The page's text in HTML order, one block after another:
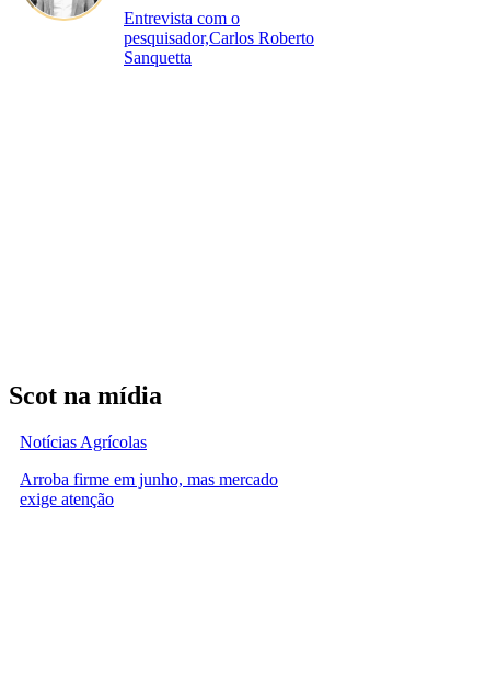
Entrevista com o
pesquisador,Carlos Roberto
Sanquetta
Scot na mídia
Notícias Agrícolas
Arroba firme em junho, mas mercado
exige atenção